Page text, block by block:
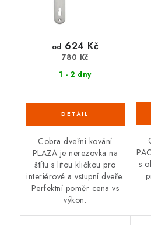
1 - 2 dny
od 624 Kč
780 Kč
Cobra dveřní kování
PLAZA je nerezovka na
štítu s litou kličkou pro
interiérové a vstupní dveře.
Perfektní poměr cena vs
výkon.
s